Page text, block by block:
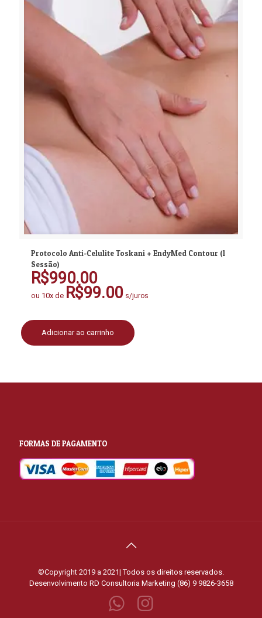
Protocolo Anti-Celulite Toskani + EndyMed Contour (1
Sessão)
R$990.00
ou 10x de R$99.00 s/juros
Adicionar ao carrinho
FORMAS DE PAGAMENTO
©Copyright 2019 a 2021| Todos os direitos reservados.
Desenvolvimento RD Consultoria Marketing (86) 9 9826-3658